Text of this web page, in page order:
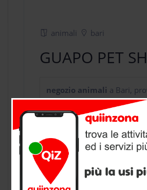
animali bari
GUAPO PET
negozio animali a Bari,
Bari
CONTATTI